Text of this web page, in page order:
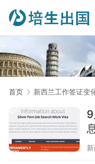
首页 新西兰工作签证变